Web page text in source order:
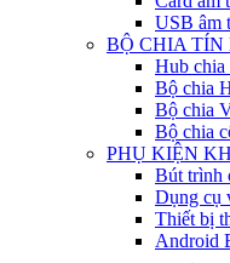
USB âm
BỘ CHIA TÍN
Hub chia
Bộ chia
Bộ chia
Bộ chia
PHỤ KIỆN
Bút trình
Dụng cụ
Thiết bị
Android